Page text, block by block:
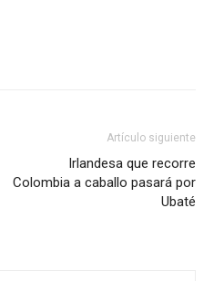
Artículo siguiente
Irlandesa que recorre
Colombia a caballo pasará por
Ubaté